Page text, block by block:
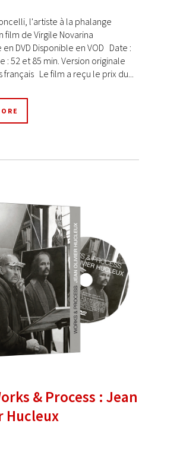
l'artiste à la phalange
film de Virgile Novarina
en DVD Disponible en VOD Date :
: 52 et 85 min. Version originale
français Le film a reçu le prix du...
& Process : Jean
Hucleux